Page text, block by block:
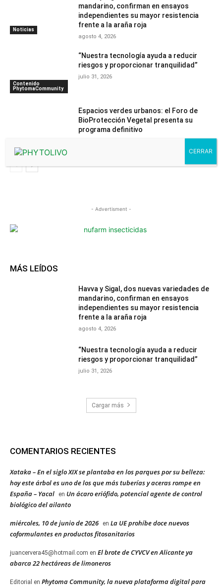
Noticias
mandarino, confirman en ensayos
independientes su mayor resistencia
frente a la araña roja
agosto 4, 2026
Contenido
PhytomaCommunity
“Nuestra tecnología ayuda a reducir
riesgos y proporcionar tranquilidad”
julio 31, 2026
Espacios verdes urbanos: el Foro de
BioProtección Vegetal presenta su
programa definitivo
- Advertisment -
MÁS LEÍDOS
Havva y Sigal, dos nuevas variedades de
mandarino, confirman en ensayos
independientes su mayor resistencia
frente a la araña roja
agosto 4, 2026
“Nuestra tecnología ayuda a reducir
riesgos y proporcionar tranquilidad”
julio 31, 2026
Cargar más
COMENTARIOS RECIENTES
Xataka – En el siglo XIX se plantaba en los parques por su belleza:
hoy este árbol es uno de los que más tuberías y aceras rompe en
España – Yacal
en Un ácaro eriófido, potencial agente de control
biológico del ailanto
miércoles, 10 de junio de 2026 en La UE prohíbe doce nuevos
coformulantes en productos fitosanitarios
juancervera45@hotmail.com en El brote de CYVCV en Alicante ya
abarca 22 hectáreas de limoneros
Editorial en Phytoma Community, la nueva plataforma digital para